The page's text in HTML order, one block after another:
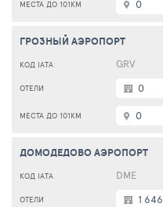
0
ГРОЗНЫЙ АЭРОПОРТ
GRV
0
0
ДОМОДЕДОВО АЭРОПОРТ
DME
1 646